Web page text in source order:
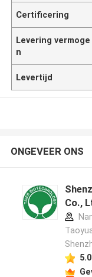
Certificering
Levering vermoge
n
Levertijd
ONGEVEER ONS
Co.,
5.0